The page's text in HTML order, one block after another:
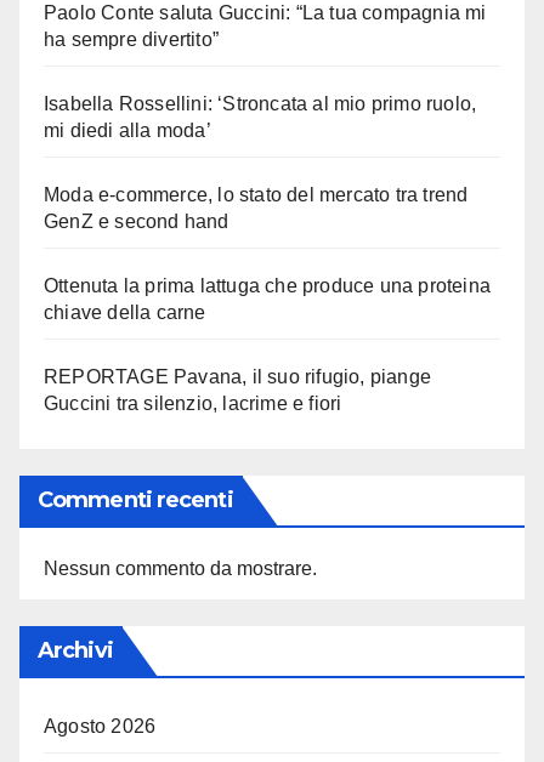
Paolo Conte saluta Guccini: “La tua compagnia mi
ha sempre divertito”
Isabella Rossellini: ‘Stroncata al mio primo ruolo,
mi diedi alla moda’
Moda e-commerce, lo stato del mercato tra trend
GenZ e second hand
Ottenuta la prima lattuga che produce una proteina
chiave della carne
REPORTAGE Pavana, il suo rifugio, piange
Guccini tra silenzio, lacrime e fiori
Commenti recenti
Nessun commento da mostrare.
Archivi
Agosto 2026